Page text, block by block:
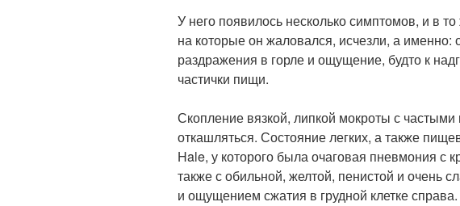
У него появилось несколько симптомов, и в
на которые он жаловался, исчезли, а
раздражения в горле и ощущение, будто к
частички пищи.
Скопление вязкой, липкой мокроты с
откашляться. Состояние легких, а также
Hale, у которого была очаговая пневмония с
также с обильной, желтой, пенистой и очень
и ощущением сжатия в грудной клетке справа.